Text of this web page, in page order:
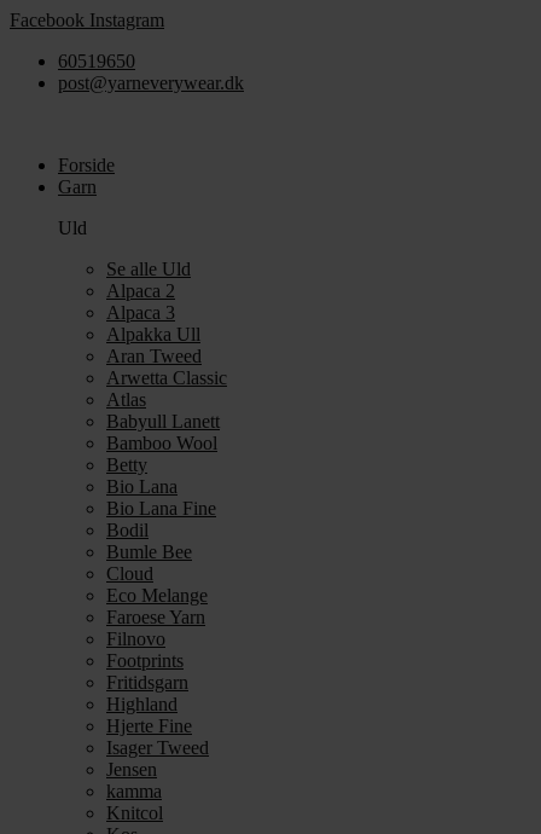
Videre
indhold
Facebook Instagram
60519650
post@yarneverywear.dk
Forside
Garn
Uld
Se alle Uld
Alpaca 2
Alpaca 3
Alpakka Ull
Aran Tweed
Arwetta Classic
Atlas
Babyull Lanett
Bamboo Wool
Betty
Bio Lana
Bio Lana Fine
Bodil
Bumle Bee
Cloud
Eco Melange
Faroese Yarn
Filnovo
Footprints
Fritidsgarn
Highland
Hjerte Fine
Isager Tweed
Jensen
kamma
Knitcol